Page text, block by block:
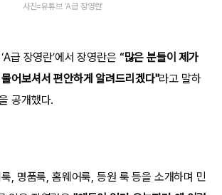
사진=유튜브 ‘A급 장영란’
급 장영란’에서 장영란은 “많은 분들이 제가
어보셔서 편안하게 알려드리겠다"라고 말하
공개했다.
, 명품룩, 홈웨어룩, 등원 룩 등을 소개하며 민